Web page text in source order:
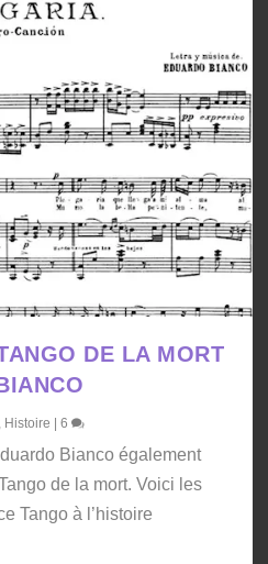
DE LA MORT
Histoire |6
Bianco également
de la mort. Voici les
Tango à l’histoire